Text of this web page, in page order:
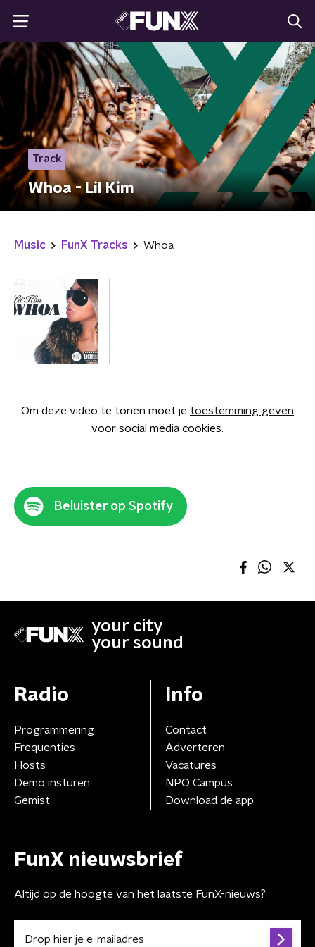
Track
Whoa - Lil Kim
Music FunX Tracks Whoa
Om deze video te tonen moet je toestemming geven
voor social media cookies.
Beluister op Spotify
your city
your sound
Radio
Programmering
Frequenties
Hosts
Demo insturen
Gemist
Info
Contact
Adverteren
Vacatures
NPO Campus
Download de app
FunX nieuwsbrief
Altijd op de hoogte van het laatste FunX-nieuws?